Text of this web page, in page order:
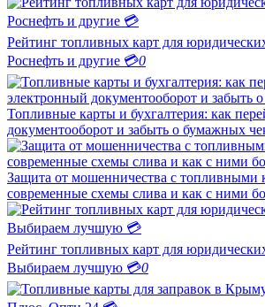
Рейтинг топливных карт для
Роснефть и другие 💳0
Топливные карты и бухгалтерия: как
документооборот и забыть о бумажных
Защита от мошенничества с топливными
современные схемы слива и как с ними
Рейтинг топливных карт для
Выбираем лучшую 💳0